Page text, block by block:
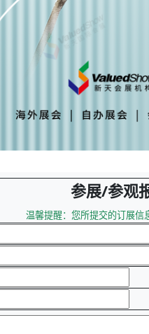
参展/参观
温馨提醒：您所提交的订展信